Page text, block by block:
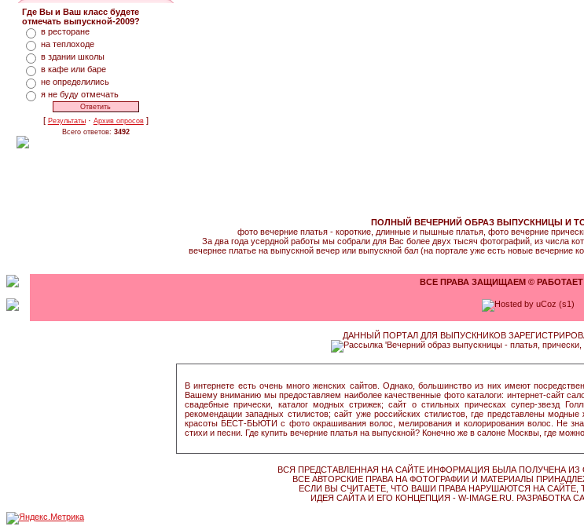
Где Вы и Ваш класс будете
отмечать выпускной-2009?
в ресторане
на теплоходе
в здании школы
в кафе или баре
не определились
я не буду отмечать
[ Результаты· Архив опросов]
Всего ответов: 3492
ПОЛНЫЙ ВЕЧЕРНИЙ ОБРАЗ ВЫПУСКНИЦЫ И
фото вечерние платья - короткие, длинные и пышные платья, фото вечерние
За два года усердной работы мы собрали для Вас более двух тысяч фотографий, из числа
вечернее платье на выпускной вечер или выпускной бал (на портале уже есть новые вечерние
ВСЕ ПРАВА ЗАЩИЩАЕМ © РАБОТАЕТ
ДАННЫЙ ПОРТАЛ ДЛЯ ВЫПУСКНИКОВ
В интернете есть очень много женских сайтов. Однако, большинство из них имеют
Вашему вниманию мы предоставляем наиболее качественные фото каталоги: интернет-сайт
свадебные прически, каталог модных стрижек; сайт о стильных прическах супер-звезд
рекомендации западных стилистов; сайт уже российских стилистов, где представлены
красоты БЕСТ-БЬЮТИ с фото окрашивания волос, мелирования и колорирования волос. Не
стихи и песни. Где купить вечерние платья на выпускной? Конечно же в салоне Москвы, где
ВСЯ ПРЕДСТАВЛЕННАЯ НА САЙТЕ ИНФОРМАЦИЯ БЫЛА ПОЛУЧЕНА
ВСЕ АВТОРСКИЕ ПРАВА НА ФОТОГРАФИИ И МАТЕРИАЛЫ
ЕСЛИ ВЫ СЧИТАЕТЕ, ЧТО ВАШИ ПРАВА НАРУШАЮТСЯ НА
ИДЕЯ САЙТА И ЕГО КОНЦЕПЦИЯ - W-IMAGE.RU. РАЗРАБОТКА